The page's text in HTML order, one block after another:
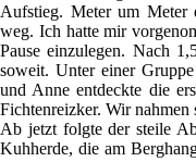
Aufstieg. Meter um
weg. Ich hatte mir
Pause einzulegen. Nach
soweit. Unter einer
und Anne entdeckte die
Fichtenreizker. Wir nahmen
Ab jetzt folgte der steile
Kuhherde, die am